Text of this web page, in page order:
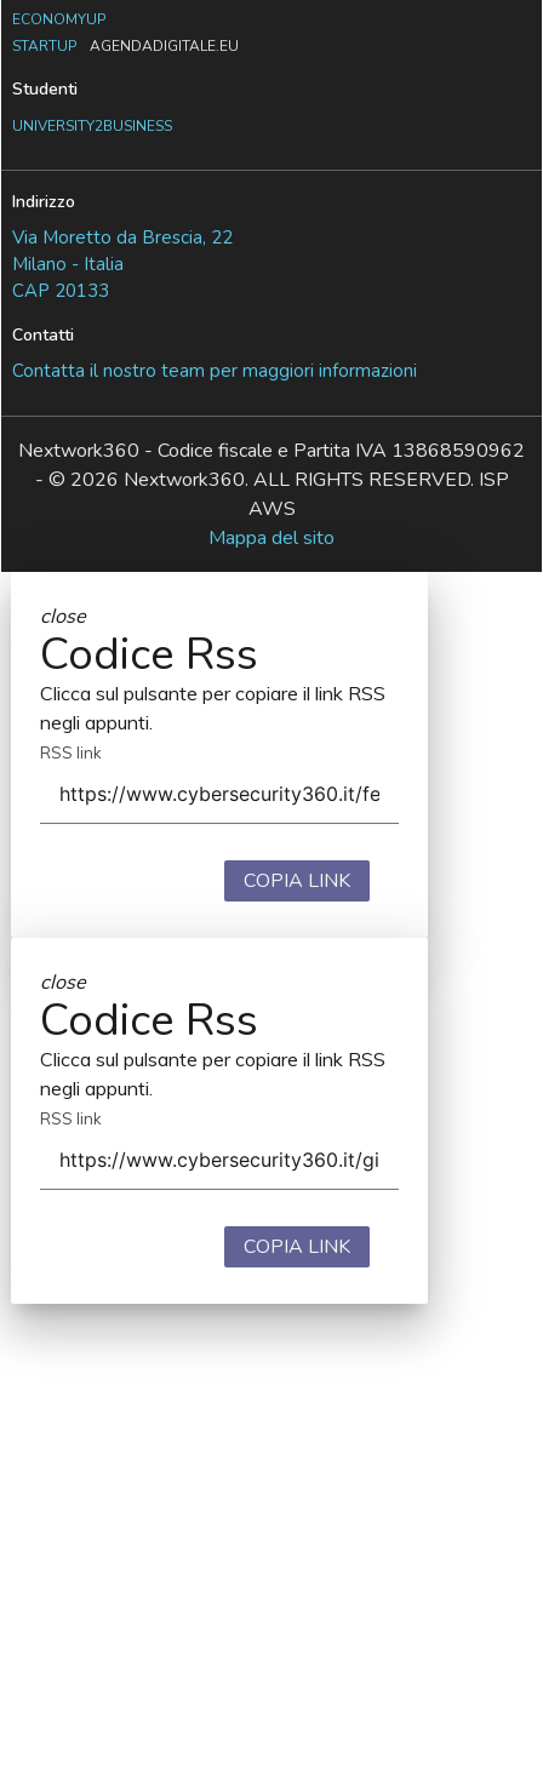
ECONOMYUP
STARTUP
AGENDADIGITALE.EU
Studenti
UNIVERSITY2BUSINESS
Indirizzo
Via Moretto da Brescia, 22
Milano - Italia
CAP 20133
Contatti
Contatta il nostro team per maggiori informazioni
Nextwork360 - Codice fiscale e Partita IVA 13868590962
- © 2026 Nextwork360. ALL RIGHTS RESERVED. ISP
AWS
Mappa del sito
close
Codice Rss
Clicca sul pulsante per copiare il link RSS
negli appunti.
RSS link
COPIA LINK
close
Codice Rss
Clicca sul pulsante per copiare il link RSS
negli appunti.
RSS link
COPIA LINK